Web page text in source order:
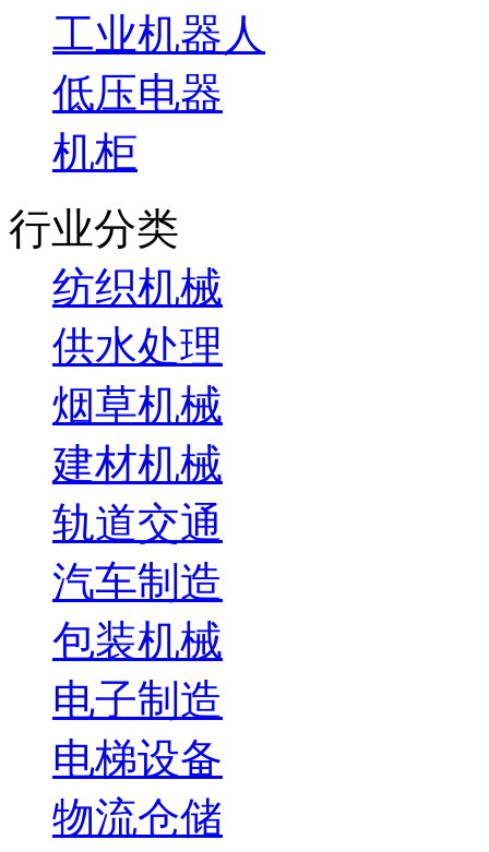
工业机器人
低压电器
机柜
行业分类
纺织机械
供水处理
烟草机械
建材机械
轨道交通
汽车制造
包装机械
电子制造
电梯设备
物流仓储